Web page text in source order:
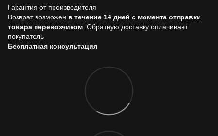
Гарантия от производителя
Возврат возможен в течение 14 дней с момента отправки
товара перевозчиком . Обратную доставку оплачивает
покупатель
Бесплатная консультация